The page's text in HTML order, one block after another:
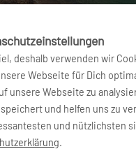
deshalb verwenden wir
Webseite für Dich
unsere Webseite zu
und helfen uns zu
und nützlichsten
.